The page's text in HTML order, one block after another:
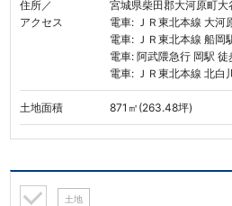
住所／
アクセス
宮城県柴田郡大河原町大
電車: ＪＲ東北本線 大河
電車: ＪＲ東北本線 船岡
電車: 阿武隈急行 岡駅 徒
電車: ＪＲ東北本線 北白
土地面積 871㎡(263.48坪)
土地